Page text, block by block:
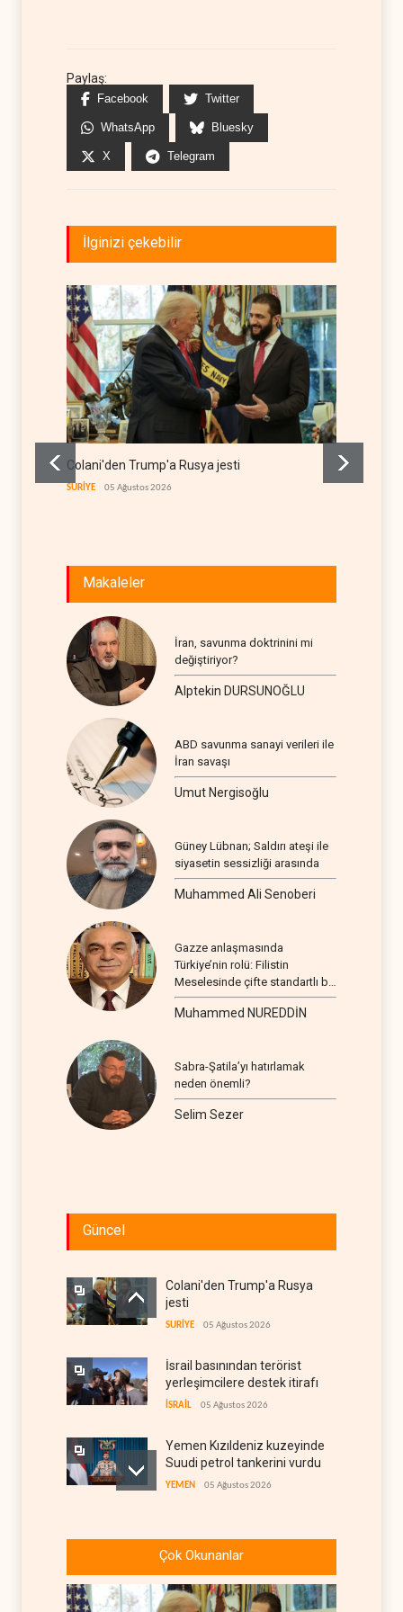
Paylaş:
Facebook Twitter
WhatsApp Bluesky
X Telegram
İlginizi çekebilir
Colani'den Trump'a Rusya jesti
SURİYE 05 Ağustos 2026
Makaleler
İran, savunma doktrinini mi
değiştiriyor?
Alptekin DURSUNOĞLU
ABD savunma sanayi verileri ile
İran savaşı
Umut Nergisoğlu
Güney Lübnan; Saldırı ateşi ile
siyasetin sessizliği arasında
Muhammed Ali Senoberi
Gazze anlaşmasında
Türkiye’nin rolü: Filistin
Meselesinde çifte standartlı bir
seyir
Muhammed NUREDDİN
Sabra-Şatila’yı hatırlamak
neden önemli?
Selim Sezer
Güncel
Colani'den Trump'a Rusya
jesti
SURİYE 05 Ağustos 2026
İsrail basınından terörist
yerleşimcilere destek itirafı
İSRAİL 05 Ağustos 2026
Yemen Kızıldeniz kuzeyinde
Suudi petrol tankerini vurdu
YEMEN 05 Ağustos 2026
Lübnan'daki lüks oteli
yağmaladığı ortaya çıktı
Hürmüz ve Babülmendep
Çok Okunanlar